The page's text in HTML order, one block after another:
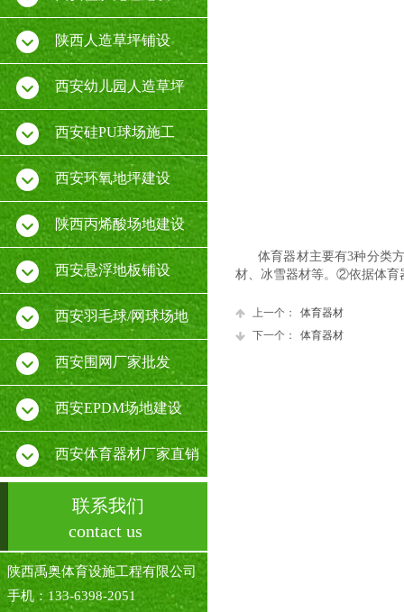
体育器材主要有3种分类方
材、冰雪器材等。②依据体育
上一个：
体育器材
下一个：
体育器材
陕西人造草坪铺设
西安幼儿园人造草坪
西安硅PU球场施工
西安环氧地坪建设
陕西丙烯酸场地建设
西安悬浮地板铺设
西安羽毛球/网球场地
西安围网厂家批发
西安EPDM场地建设
西安体育器材厂家直销
联系我们
contact us
陕西禹奥体育设施工程有限公司
手机：133-6398-2051